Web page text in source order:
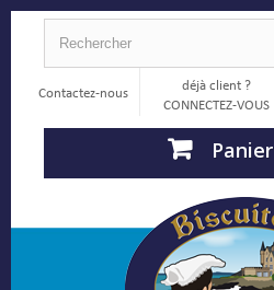
Contactez-nous
déjà client ?
CONNECTEZ-VOUS
Panier